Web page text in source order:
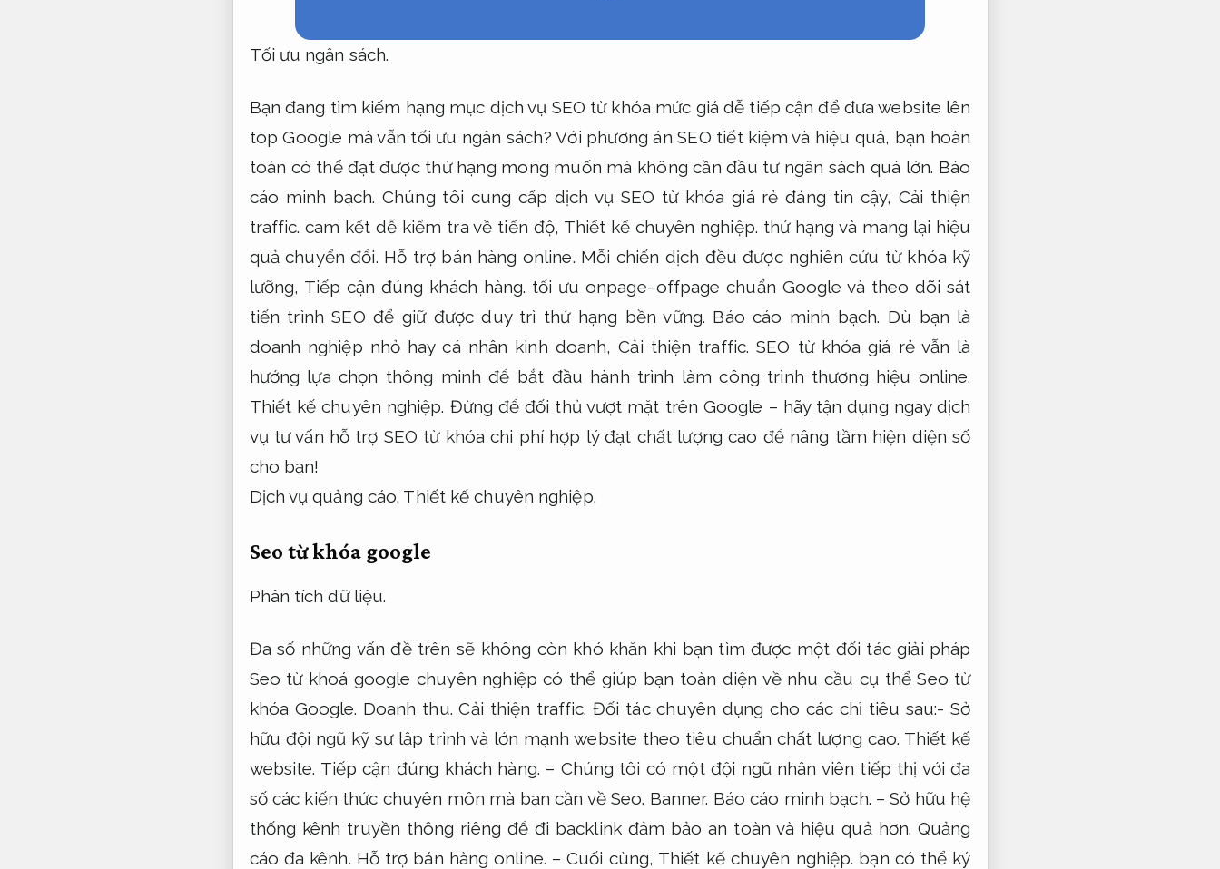
Tối ưu ngân sách.
Bạn đang tìm kiếm hạng mục dịch vụ SEO từ khóa mức giá dễ tiếp cận để đưa website lên
top Google mà vẫn tối ưu ngân sách? Với phương án SEO tiết kiệm và hiệu quả, bạn hoàn
toàn có thể đạt được thứ hạng mong muốn mà không cần đầu tư ngân sách quá lớn. Báo
cáo minh bạch. Chúng tôi cung cấp dịch vụ SEO từ khóa giá rẻ đáng tin cậy, Cải thiện
traffic. cam kết dễ kiểm tra về tiến độ, Thiết kế chuyên nghiệp. thứ hạng và mang lại hiệu
quả chuyển đổi. Hỗ trợ bán hàng online. Mỗi chiến dịch đều được nghiên cứu từ khóa kỹ
lưỡng, Tiếp cận đúng khách hàng. tối ưu onpage–offpage chuẩn Google và theo dõi sát
tiến trình SEO để giữ được duy trì thứ hạng bền vững. Báo cáo minh bạch. Dù bạn là
doanh nghiệp nhỏ hay cá nhân kinh doanh,Cải thiện traffic. SEO từ khóa giá rẻ vẫn là
hướng lựa chọn thông minh để bắt đầu hành trình làm công trình thương hiệu online.
Thiết kế chuyên nghiệp. Đừng để đối thủ vượt mặt trên Google – hãy tận dụng ngay dịch
vụ tư vấn hỗ trợ SEO từ khóa chi phí hợp lý đạt chất lượng cao để nâng tầm hiện diện số
cho bạn!
Dịch vụ quảng cáo. Thiết kế chuyên nghiệp.
Seo từ khóa google
Phân tích dữ liệu.
Đa số những vấn đề trên sẽ không còn khó khăn khi bạn tìm được một đối tác giải pháp
Seo từ khoá google chuyên nghiệp có thể giúp bạn toàn diện về nhu cầu cụ thể Seo từ
khóa Google. Doanh thu. Cải thiện traffic. Đối tác chuyên dụng cho các chỉ tiêu sau:- Sở
hữu đội ngũ kỹ sư lập trình và lớn mạnh website theo tiêu chuẩn chất lượng cao. Thiết kế
website. Tiếp cận đúng khách hàng. – Chúng tôi có một đội ngũ nhân viên tiếp thị với đa
số các kiến ​​thức chuyên môn mà bạn cần về Seo. Banner. Báo cáo minh bạch. – Sở hữu hệ
thống kênh truyền thông riêng để đi backlink đảm bảo an toàn và hiệu quả hơn. Quảng
cáo đa kênh. Hỗ trợ bán hàng online. – Cuối cùng, Thiết kế chuyên nghiệp. bạn có thể ký